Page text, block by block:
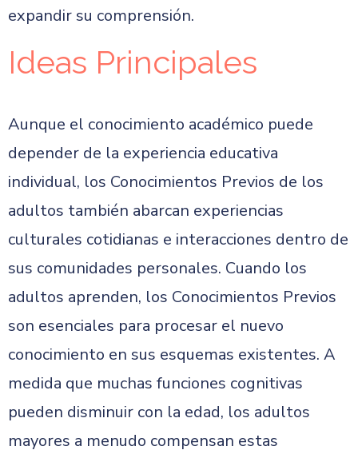
expandir su comprensión.
Ideas Principales
Aunque el conocimiento académico puede
depender de la experiencia educativa
individual, los Conocimientos Previos de los
adultos también abarcan experiencias
culturales cotidianas e interacciones dentro de
sus comunidades personales. Cuando los
adultos aprenden, los Conocimientos Previos
son esenciales para procesar el nuevo
conocimiento en sus esquemas existentes. A
medida que muchas funciones cognitivas
pueden disminuir con la edad, los adultos
mayores a menudo compensan estas